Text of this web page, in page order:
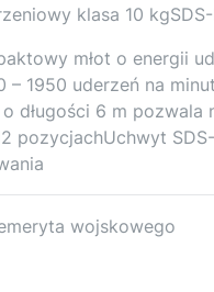
klasa 10
młot o energii
– 1950 uderzeń na
długości 6 m pozwala
pozycjachUchwyt
wojskowego